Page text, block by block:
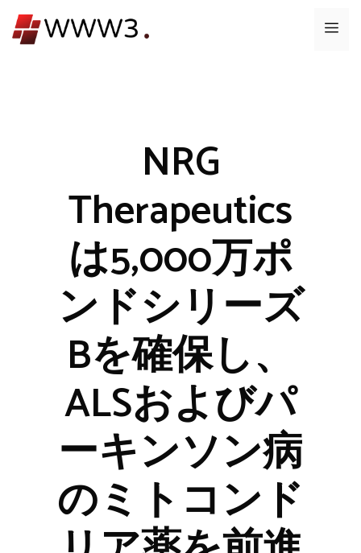
ン
メ
NRG
Therapeutics
は5,000万ポ
ンドシリーズ
Bを確保し、
ALSおよびパ
ーキンソン病
のミトコンド